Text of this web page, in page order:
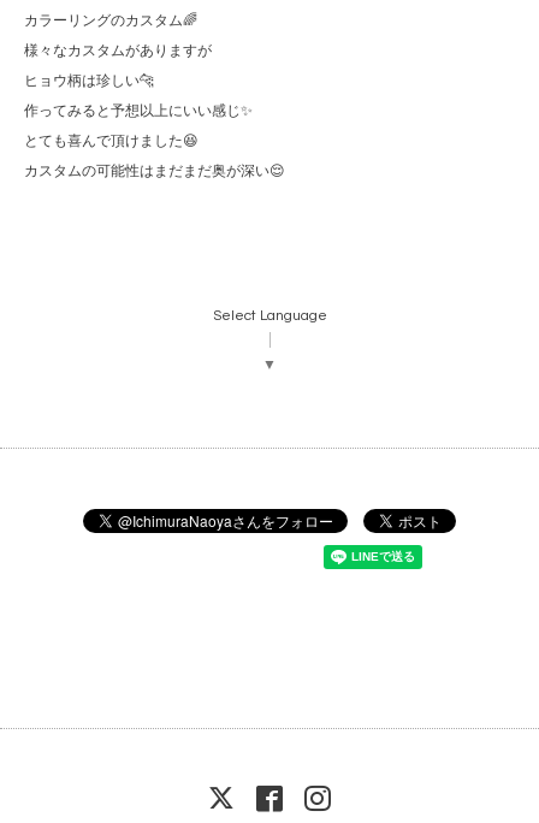
カラーリングのカスタム🌈
様々なカスタムがありますが
ヒョウ柄は珍しい🐆
作ってみると予想以上にいい感じ✨
とても喜んで頂けました😆
カスタムの可能性はまだまだ奥が深い😌
Select Language
▼